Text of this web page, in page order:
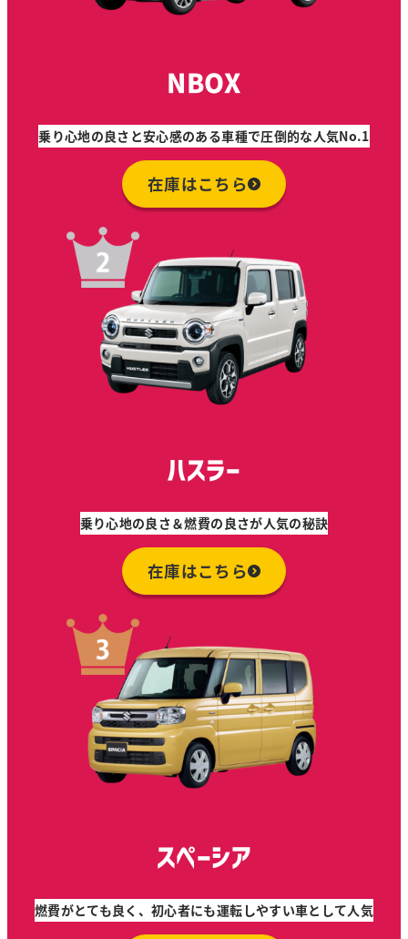
NBOX
乗り心地の良さと安心感のある車種で圧倒的な人気No.1
在庫はこちら
ハスラー
乗り心地の良さ＆燃費の良さが人気の秘訣
在庫はこちら
スペーシア
燃費がとても良く、初心者にも運転しやすい車として人気